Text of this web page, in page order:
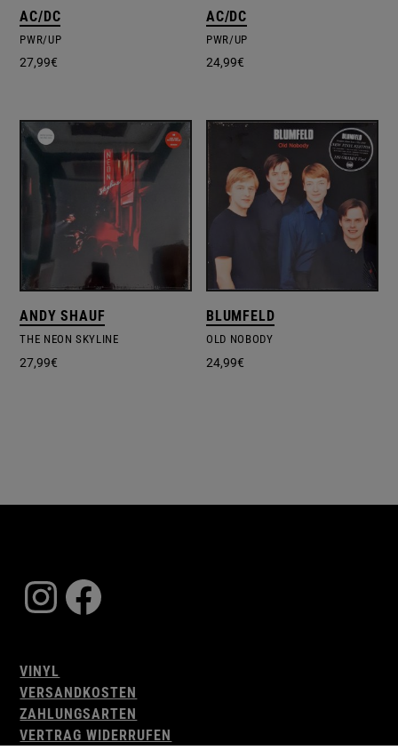
AC/DC
PWR/UP
27,99€
AC/DC
PWR/UP
24,99€
ANDY SHAUF
THE NEON SKYLINE
27,99€
BLUMFELD
OLD NOBODY
24,99€
Instagram
Facebook
VINYL
VERSANDKOSTEN
ZAHLUNGSARTEN
VERTRAG WIDERRUFEN